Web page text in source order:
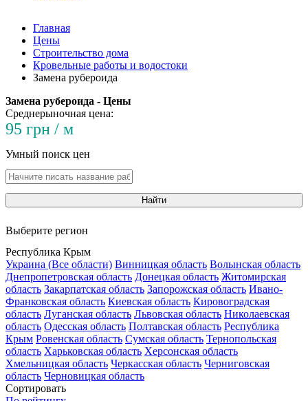
Главная
Цены
Строительство дома
Кровельные работы и водостоки
Замена рубероида
Замена рубероида - Цены
Среднерыночная цена:
95 грн / м
Умный поиск цен
Найти
Выберите регион
Республика Крым
Украина (Все области) Винницкая область Волынская область
Днепропетровская область Донецкая область Житомирская
область Закарпатская область Запорожская область Ивано-
Франковская область Киевская область Кировоградская
область Луганская область Львовская область Николаевская
область Одесская область Полтавская область Республика
Крым Ровенская область Сумская область Тернопольская
область Харьковская область Херсонская область
Хмельницкая область Черкасская область Черниговская
область Черновицкая область
Сортировать